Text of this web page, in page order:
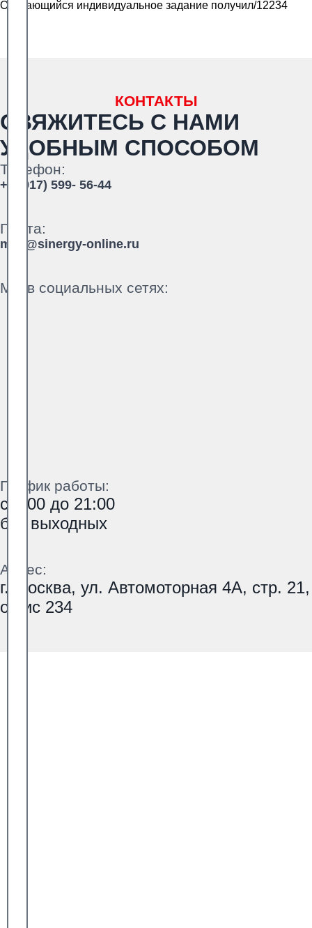
Обучающийся индивидуальное задание получил/12234
КОНТАКТЫ
СВЯЖИТЕСЬ С НАМИ
УДОБНЫМ СПОСОБОМ
Телефон:
+7 (917) 599- 56-44
Почта:
mail@sinergy-online.ru
Мы в социальных сетях:
График работы:
с 9:00 до 21:00
без выходных
Адрес:
г. Москва, ул. Автомоторная 4А, стр. 21,
офис 234